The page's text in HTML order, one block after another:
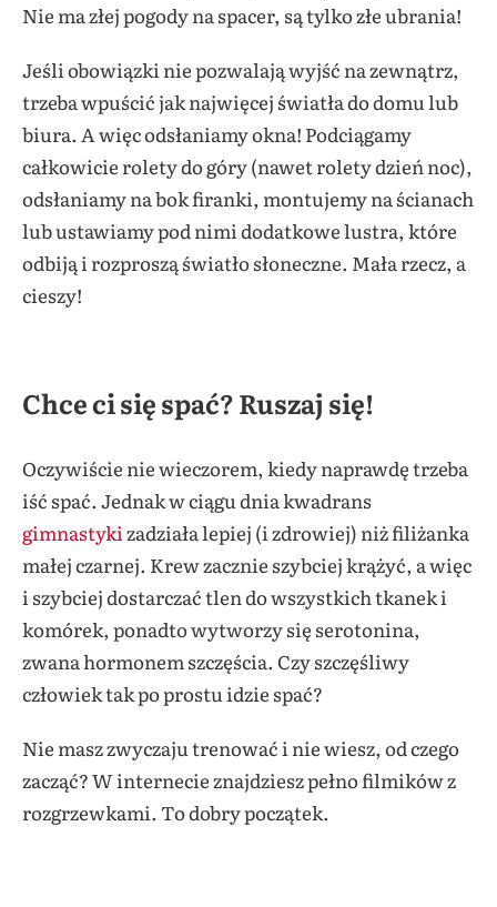
Nie ma złej pogody na spacer, są tylko złe ubrania!
Jeśli obowiązki nie pozwalają wyjść na zewnątrz,
trzeba wpuścić jak najwięcej światła do domu lub
biura. A więc odsłaniamy okna! Podciągamy
całkowicie rolety do góry (nawet rolety dzień noc),
odsłaniamy na bok firanki, montujemy na ścianach
lub ustawiamy pod nimi dodatkowe lustra, które
odbiją i rozproszą światło słoneczne. Mała rzecz, a
cieszy!
Chce ci się spać? Ruszaj się!
Oczywiście nie wieczorem, kiedy naprawdę trzeba
iść spać. Jednak w ciągu dnia kwadrans
gimnastykizadziała lepiej (i zdrowiej) niż filiżanka
małej czarnej. Krew zacznie szybciej krążyć, a więc
i szybciej dostarczać tlen do wszystkich tkanek i
komórek, ponadto wytworzy się serotonina,
zwana hormonem szczęścia. Czy szczęśliwy
człowiek tak po prostu idzie spać?
Nie masz zwyczaju trenować i nie wiesz, od czego
zacząć? W internecie znajdziesz pełno filmików z
rozgrzewkami. To dobry początek.